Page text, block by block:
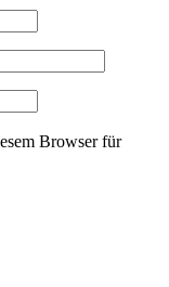
Browser für